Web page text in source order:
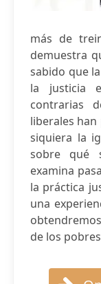
más de
demuestra
sabido que
la justicia
contrarias
liberales
siquiera la
sobre qué
examina
la práctica
una
de los